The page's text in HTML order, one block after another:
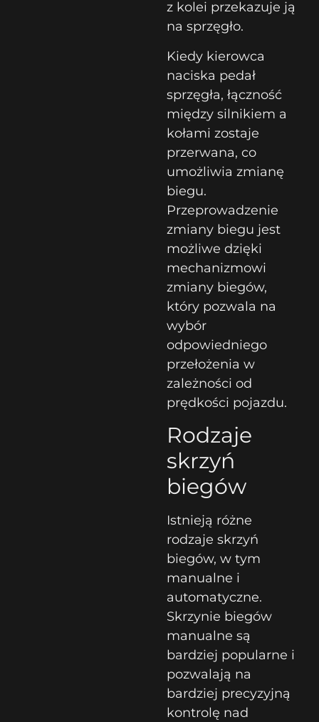
z kolei przekazuje ją
na sprzęgło.
Kiedy kierowca
naciska pedał
sprzęgła, łączność
między silnikiem a
kołami zostaje
przerwana, co
umożliwia zmianę
biegu.
Przeprowadzenie
zmiany biegu jest
możliwe dzięki
mechanizmowi
zmiany biegów,
który pozwala na
wybór
odpowiedniego
przełożenia w
zależności od
prędkości pojazdu.
Rodzaje
skrzyń
biegów
Istnieją różne
rodzaje skrzyń
biegów, w tym
manualne i
automatyczne.
Skrzynie biegów
manualne są
bardziej popularne i
pozwalają na
bardziej precyzyjną
kontrolę nad